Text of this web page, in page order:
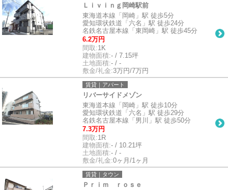
Ｌｉｖｉｎｇ岡崎駅前
東海道本線「岡崎」駅 徒歩5分
愛知環状鉄道「六名」駅 徒歩24分
名鉄名古屋本線「東岡崎」駅 徒歩45分
6.2万円
間取:1K
建物面積:- / 7.15坪
土地面積:- / -
敷金/礼金:3万円/7万円
賃貸｜アパート
リバーサイドメゾン
東海道本線「岡崎」駅 徒歩10分
愛知環状鉄道「六名」駅 徒歩29分
名鉄名古屋本線「男川」駅 徒歩50分
7.3万円
間取:1R
建物面積:- / 10.21坪
土地面積:- / -
敷金/礼金:0ヶ月/1ヶ月
賃貸｜タウン
Ｐｒｉｍ ｒｏｓｅ